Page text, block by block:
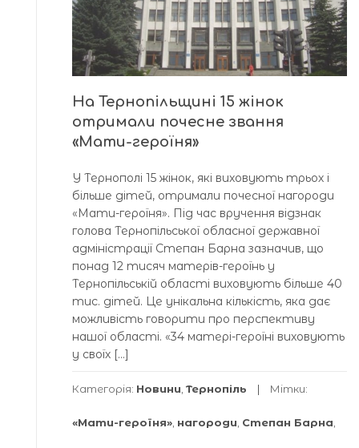
На Тернопільщині 15 жінок
отримали почесне звання
«Мати-героїня»
У Тернополі 15 жінок, які виховують трьох і
більше дітей, отримали почесної нагороди
«Мати-героїня». Під час вручення відзнак
голова Тернопільської обласної державної
адміністрації Степан Барна зазначив, що
понад 12 тисяч матерів-героїнь у
Тернопільській області виховують більше 40
тис. дітей. Це унікальна кількість, яка дає
можливість говорити про перспективу
нашої області. «34 матері-героїні виховують
у своїх […]
Категорія: Новини Тернопіль Мітки:
«Мати-героїня» нагороди Степан Барна